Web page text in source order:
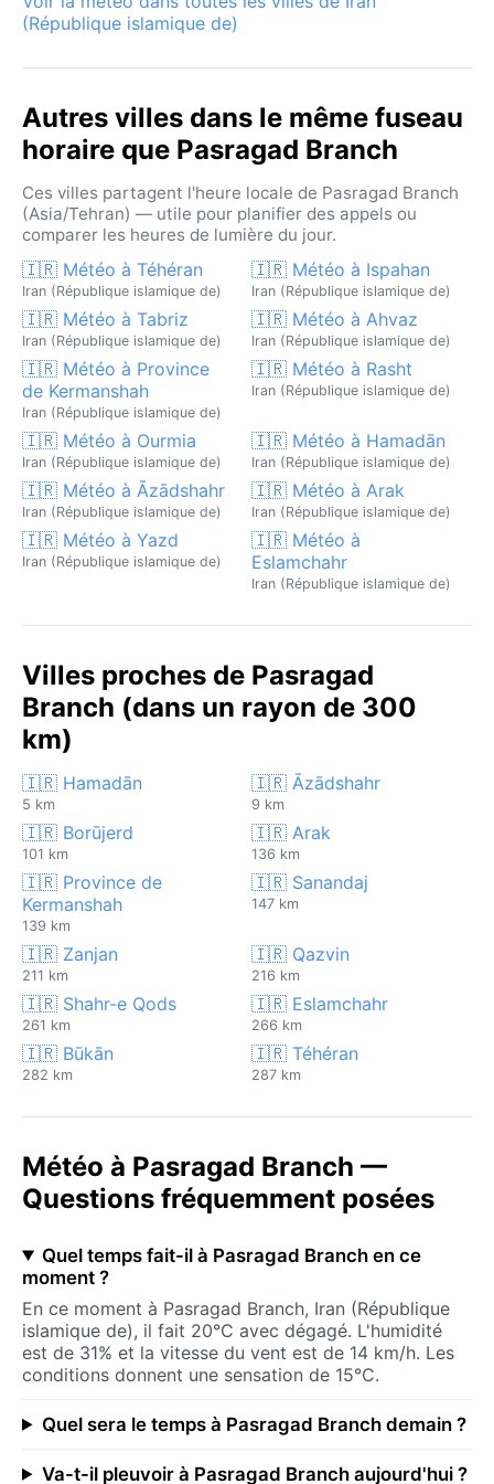
(République islamique de)
Autres villes dans le même fuseau
horaire que Pasragad Branch
Ces villes partagent l'heure locale de Pasragad Branch
(Asia/Tehran) — utile pour planifier des appels ou
comparer les heures de lumière du jour.
🇮🇷 Météo à Téhéran
Iran (République islamique de)
🇮🇷 Météo à Ispahan
Iran (République islamique de)
🇮🇷 Météo à Tabriz
Iran (République islamique de)
🇮🇷 Météo à Ahvaz
Iran (République islamique de)
🇮🇷 Météo à Province
de Kermanshah
Iran (République islamique de)
🇮🇷 Météo à Rasht
Iran (République islamique de)
🇮🇷 Météo à Ourmia
Iran (République islamique de)
🇮🇷 Météo à Hamadān
Iran (République islamique de)
🇮🇷 Météo à Āzādshahr
Iran (République islamique de)
🇮🇷 Météo à Arak
Iran (République islamique de)
🇮🇷 Météo à Yazd
Iran (République islamique de)
🇮🇷 Météo à
Eslamchahr
Iran (République islamique de)
Villes proches de Pasragad
Branch (dans un rayon de 300
km)
🇮🇷 Hamadān
5 km
🇮🇷 Āzādshahr
9 km
🇮🇷 Borūjerd
101 km
🇮🇷 Arak
136 km
🇮🇷 Province de
Kermanshah
139 km
🇮🇷 Sanandaj
147 km
🇮🇷 Zanjan
211 km
🇮🇷 Qazvin
216 km
🇮🇷 Shahr-e Qods
261 km
🇮🇷 Eslamchahr
266 km
🇮🇷 Būkān
282 km
🇮🇷 Téhéran
287 km
Météo à Pasragad Branch —
Questions fréquemment posées
Quel temps fait-il à Pasragad Branch en ce
moment ?
En ce moment à Pasragad Branch, Iran (République
islamique de), il fait 20°C avec dégagé. L'humidité
est de 31% et la vitesse du vent est de 14 km/h. Les
conditions donnent une sensation de 15°C.
Quel sera le temps à Pasragad Branch demain ?
Va-t-il pleuvoir à Pasragad Branch aujourd'hui ?